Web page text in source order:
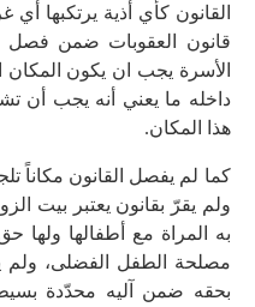
القانون كأي أذية يرتكبها
قانون العقوبات ضمن فصل
الأسرة يجب ان يكون
داخله ما يعني أنه يجب أن
هذا المكان.
كما لم يفصل القانون مكاناً
ولم يقرّ بقانون يعتبر بيت
به المراة مع أطفالها ولها
مصلحة الطفل الفضلى، ولم
بحقه ضمن آليه محدّدة